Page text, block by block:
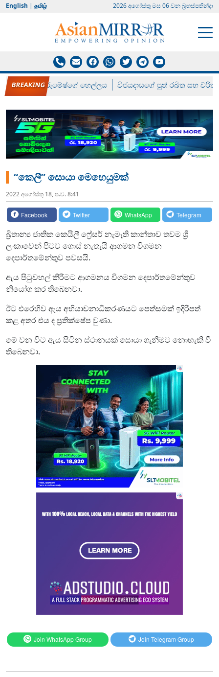
English | தமிழ் 2026 අගෝස්‍තු මස 06 වන බ්‍රහස්පතින්දා
රන් ගෙනා රුමේෂ්ගේ හෙල්ලය විජයදාසගේ පුත් රඛිත සහ චරිත්
“කෙලී” සොයා මෙහෙයුමක්
2022 අගෝස්‍තු 18, ප.ව. 8:41
Facebook Twitter WhatsApp Telegram
බ්‍රිතාන්‍ය ජාතික කෙයිලී ෆ්‍රේසර් නැමැති කාන්තාව තවම ශ්‍රී
ලංකාවෙන් පිටව ගොස් නැතැයි ආගමන විගමන
දෙපාර්තමේන්තුව පවසයි.
ඇය පිටුවහල් කිරීමට ආගමනය විගමන දෙපාර්තමේන්තුව
නියෝග කර තිබෙනවා.
ඊට එරෙහිව ඇය අභියාචනාධිකරණයට පෙත්සමක් ඉදිරිපත්
කළ අතර එය ද ප්‍රතික්ෂේප වුණා.
මේ වන විට ඇය සිටින ස්ථානයක් සොයා ගැනීමට නොහැකි වී
තිබෙනවා.
Join WhatsApp Group Join Telegram Group